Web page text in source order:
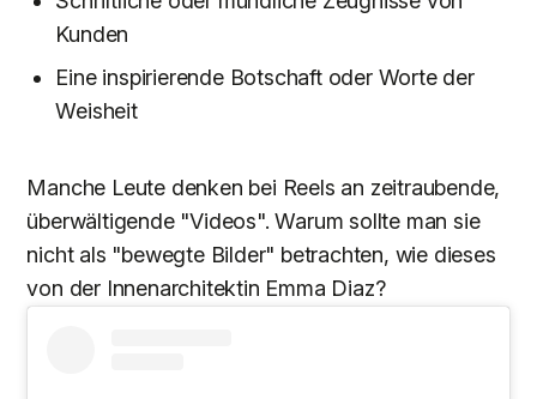
Kunden
Eine inspirierende Botschaft oder Worte der
Weisheit
Manche Leute denken bei Reels an zeitraubende,
überwältigende "Videos". Warum sollte man sie
nicht als "bewegte Bilder" betrachten, wie dieses
von der Innenarchitektin Emma Diaz?